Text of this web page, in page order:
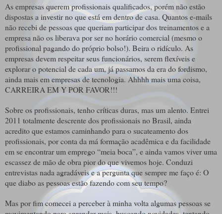
As empresas querem profissionais qualificados, porém não estão
dispostas a investir no que está em dentro de casa. Quantos e-mails
não recebi de pessoas que queriam participar dos treinamentos e a
empresa não os liberava por ser no horário comercial (mesmo o
profissional pagando do próprio bolso!). Beira o ridículo. As
empresas devem respeitar seus funcionários, serem flexíveis e
explorar o potencial de cada um, já passamos da era do fordismo,
ainda mais em empresas de tecnologia. Ahhhh mais uma coisa,
CARREIRA EM Y POR FAVOR!!!
Sobre os profissionais, tenho críticas duras, mas um alento. Entrei
2011 totalmente descrente dos profissionais no Brasil, ainda
acredito que estamos caminhando para o sucateamento dos
profissionais, por conta da má formação acadêmica e da facilidade
em se encontrar um emprego “meia boca”, e ainda vamos viver uma
escassez de mão de obra pior do que vivemos hoje. Conduzi
entrevistas nada agradáveis e a pergunta que sempre me faço é: O
que diabo as pessoas estão fazendo com seu tempo?
Mas por fim comecei a perceber à minha volta algumas pessoas se